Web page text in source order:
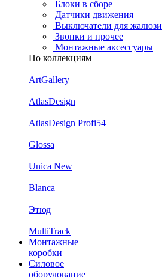
Блоки в сборе
Датчики движения
Выключатели для жалюзи
Звонки и прочее
Монтажные аксессуары
По коллекциям
ArtGallery
AtlasDesign
AtlasDesign Profi54
Glossa
Unica New
Blanca
Этюд
MultiTrack
Монтажные
коробки
Силовое
оборудование